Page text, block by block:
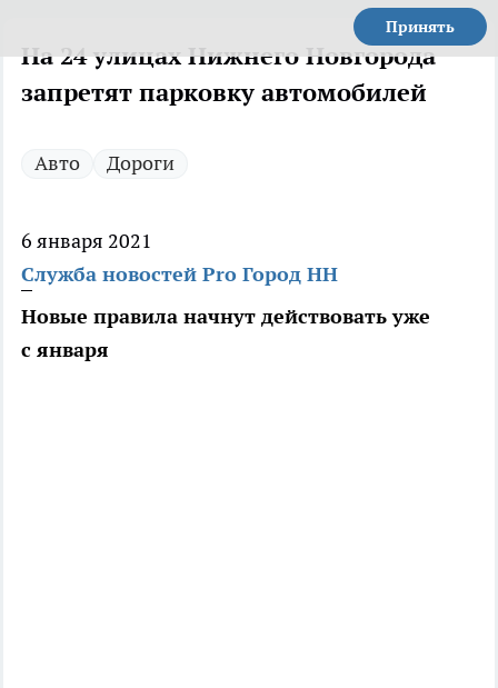
Принять
На 24 улицах Нижнего Новгорода
запретят парковку автомобилей
Авто Дороги
6 января 2021
Служба новостей Pro Город НН
Новые правила начнут действовать уже
с января